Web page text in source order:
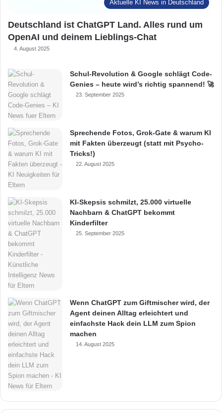
Aktuelle KI News in Deutschland
Deutschland ist ChatGPT Land. Alles rund um
OpenAI und deinem Lieblings-Chat
4. August 2025
Schul-Revolution & Google schlägt Code-
Genies – heute wird’s richtig spannend! 🚀
23. September 2025
Sprechende Fotos, Grok-Gate & warum KI
mit Fakten überzeugt (statt mit Psycho-
Tricks!)
22. August 2025
KI-Skepsis schmilzt, 25.000 virtuelle
Nachbarn & ChatGPT bekommt
Kinderfilter
25. September 2025
Wenn ChatGPT zum Giftmischer wird, der
Agent deinen Alltag erleichtert und
einfachste Hack dein LLM zum Spion
machen
14. August 2025